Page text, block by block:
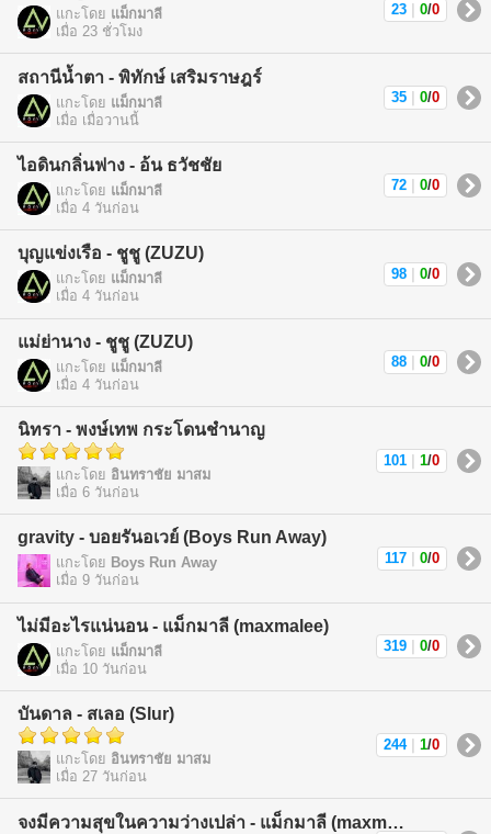
แกะโดย แม็กมาลี
เมื่อ 23 ชั่วโมง
23 0/0
สถานีน้ำตา - พิทักษ์ เสริมราษฎร์
แกะโดย แม็กมาลี
เมื่อ เมื่อวานนี้
35 0/0
ไอดินกลิ่นฟาง - อ้น ธวัชชัย
แกะโดย แม็กมาลี
เมื่อ 4 วันก่อน
72 0/0
บุญแข่งเรือ - ชูชู (ZUZU)
แกะโดย แม็กมาลี
เมื่อ 4 วันก่อน
98 0/0
แม่ย่านาง - ชูชู (ZUZU)
แกะโดย แม็กมาลี
เมื่อ 4 วันก่อน
88 0/0
นิทรา - พงษ์เทพ กระโดนชำนาญ
แกะโดย อินทราชัย มาสม
เมื่อ 6 วันก่อน
101 1/0
gravity - บอยรันอเวย์ (Boys Run Away)
แกะโดย Boys Run Away
เมื่อ 9 วันก่อน
117 0/0
ไม่มีอะไรแน่นอน - แม็กมาลี (maxmalee)
แกะโดย แม็กมาลี
เมื่อ 10 วันก่อน
319 0/0
บันดาล - สเลอ (Slur)
แกะโดย อินทราชัย มาสม
เมื่อ 27 วันก่อน
244 1/0
จงมีความสุขในความว่างเปล่า - แม็กมาลี (maxmalee)